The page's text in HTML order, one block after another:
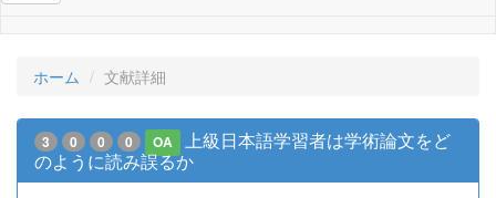
ホーム 文献詳細
3 0 0 0 OA
上級日本語学習者は学術論文をど
のように読み誤るか